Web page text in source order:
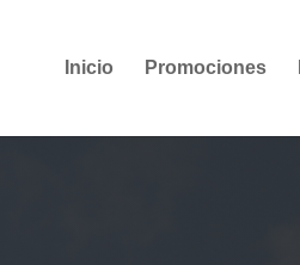
Inicio Promociones